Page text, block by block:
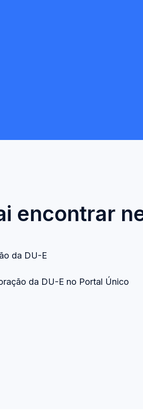
encontrar
da DU-E
da DU-E no Portal Único